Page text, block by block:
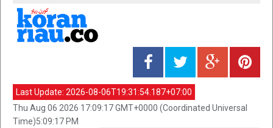
Last Update: 2026-08-06T19:31:54.187+07:00
Thu Aug 06 2026 17:09:17 GMT+0000 (Coordinated Universal
Time)5:09:17 PM